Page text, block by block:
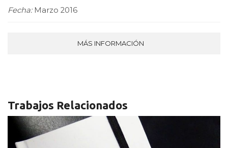
Fecha: Marzo 2016
MÁS INFORMACIÓN
Trabajos Relacionados